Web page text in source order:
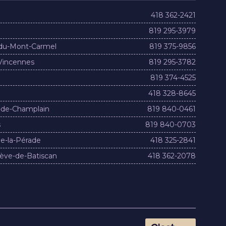
418 362-2421
819 295-3979
Mont-Carmel
819 375-9856
819 295-3782
819 374-4525
418 328-8645
Champlain
819 840-0461
819 840-0703
la-Pérade
418 325-2841
de-Batiscan
418 362-2078